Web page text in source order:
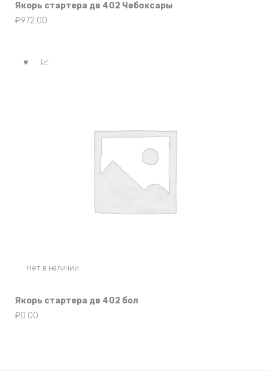
Якорь стартера дв 402 Чебоксары
₽972.00
Нет в наличии
Якорь стартера дв 402 бол
₽0.00